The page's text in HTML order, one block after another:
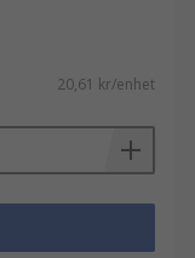
20,61 kr/enhet